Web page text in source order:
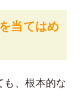
当てはめ
も、根本的な